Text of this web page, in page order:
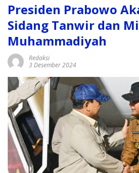
Presiden Prabowo
Sidang Tanwir dan
Muhammadiyah
Redaksi
3 Desember 2024